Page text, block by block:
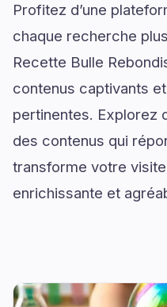
Profitez d’une
chaque recherche
Recette Bulle
contenus captivants
pertinentes. Explorez
des contenus qui
transforme votre
enrichissante et